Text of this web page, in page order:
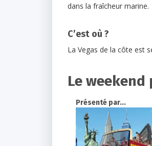
dans la fraîcheur marine.
C’est où ?
La Vegas de la côte est
Le weekend
Présenté par...